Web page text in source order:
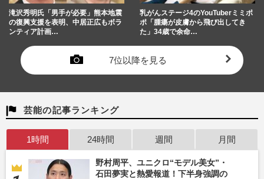
滝沢秀明氏「男手が必要」熊本地震
の復興支援を表明、中居正広もボラ
ンティア計画…
乳がんステージ4のYouTuberミミポ
ポ「腫瘍が皮膚から飛び出してき
た」34歳で余命…
7位以降を見る
芸能の記事ランキング
1時間 24時間 週間 月間
野村周平、ユニクロ“モデル美女”・
石田夢実と熱愛報道！下半身強調の